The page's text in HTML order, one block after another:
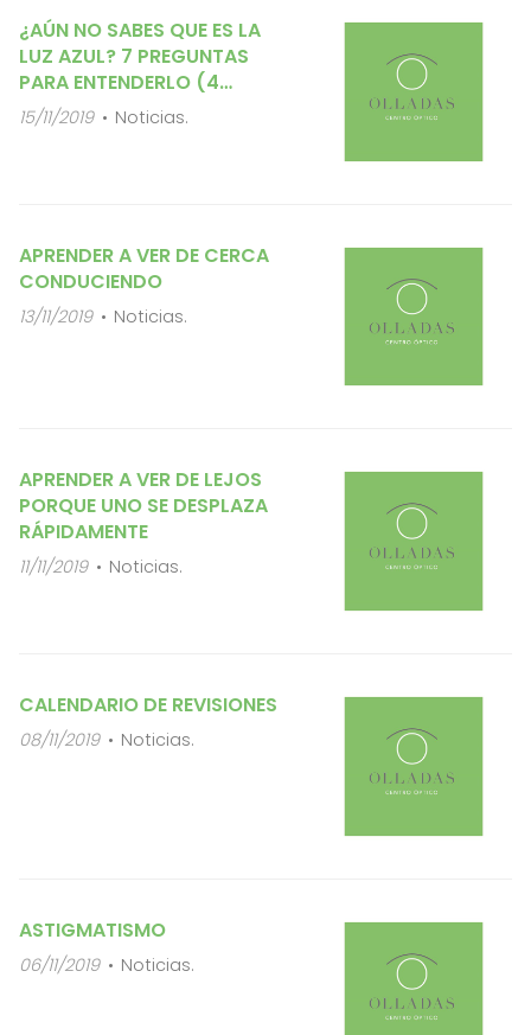
¿AÚN NO SABES QUE ES LA
LUZ AZUL? 7 PREGUNTAS
PARA ENTENDERLO (4
PRIMERAS)
15/11/2019 Noticias.
APRENDER A VER DE CERCA
CONDUCIENDO
13/11/2019 Noticias.
APRENDER A VER DE LEJOS
PORQUE UNO SE DESPLAZA
RÁPIDAMENTE
11/11/2019 Noticias.
CALENDARIO DE REVISIONES
08/11/2019 Noticias.
ASTIGMATISMO
06/11/2019 Noticias.